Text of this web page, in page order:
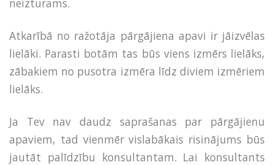
neizturams.
Atkarībā no ražotāja pārgājiena apavi ir jāizvēlas
lielāki. Parasti botām tas būs viens izmērs lielāks,
zābakiem no pusotra izmēra līdz diviem izmēriem
lielāks.
Ja Tev nav daudz saprašanas par pārgājienu
apaviem, tad vienmēr vislabākais risinājums būs
jautāt palīdzību konsultantam. Lai konsultants